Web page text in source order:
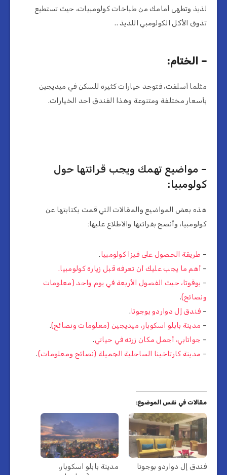
لذيذ وتطهى أمامك من طباخات كولومبيات، حيث تستطيع
تذوق الأكل الكولومبي اللذيذ ..
– الختام:
مثلما أسلفت، فتوجد خيارات كثيرة للسكن في ميديجين
بأسعار مختلفة ومتنوعة وهذا الفندق أحد الخيارات.
– مواضيع تهمك ويجب قرائتها حول
كولومبيا:
هذه بعض المواضيع والمقالات التي قمت بكتابتها عن
كولومبيا، وأنصح بقرائتها والاطلاع عليها:
– طريقة الحصول على فيزا كولومبيا.
– أهم ما يجب عليك أن تعرفه قبل زيارة كولومبيا.
– بوقوتا، حيث الفصول الأربعة في يوم واحد (معلومات
ونصائح).
– فندق إل دواردو بوجوتا.
– مدينة بابلو اسكوبار، ميديجين (معلومات ونصائح).
– جواتابي، أجمل مكان زرته في حياتي.
– مدينة كارتاخينا الساحلية الجميلة (نصائح ومعلومات).
مقالات في نفس الموضوع:
فندق إل دواردو بوجوتا
مدينة بابلو اسكوبار،